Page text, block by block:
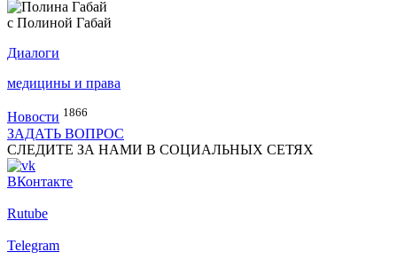
с Полиной Габай
Диалоги
медицины и права
Новости 1866
ЗАДАТЬ ВОПРОС
СЛЕДИТЕ ЗА НАМИ В СОЦИАЛЬНЫХ СЕТЯХ
ВКонтакте
Rutube
Telegram